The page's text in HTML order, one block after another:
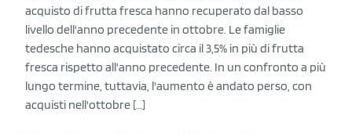
acquisto di frutta fresca hanno recuperato dal basso
livello dell'anno precedente in ottobre. Le famiglie
tedesche hanno acquistato circa il 3,5% in più di frutta
fresca rispetto all'anno precedente. In un confronto a più
lungo termine, tuttavia, l'aumento è andato perso, con
acquisti nell'ottobre […]